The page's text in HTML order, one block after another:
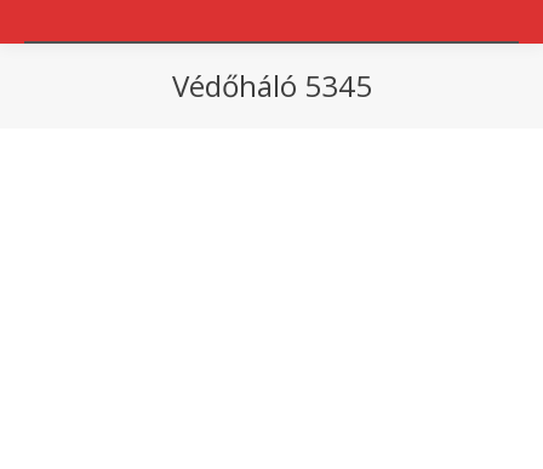
Védőháló 5345